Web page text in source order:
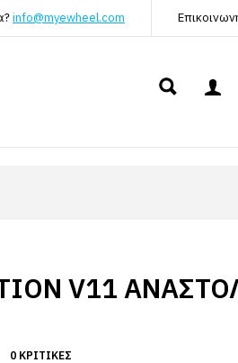
info@myewheel.com
V11
0 ΚΡΙΤΙΚΈΣ